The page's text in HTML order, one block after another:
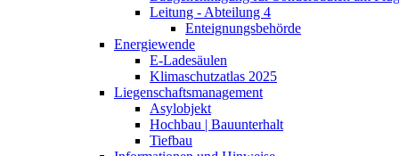
Leitung - Abteilung 4
Enteignungsbehörde
Energiewende
E-Ladesäulen
Klimaschutzatlas 2025
Liegenschaftsmanagement
Asylobjekt
Hochbau | Bauunterhalt
Tiefbau